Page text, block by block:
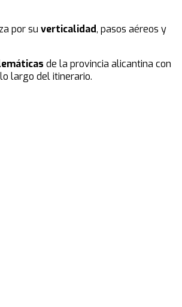
por su verticalidad, pasos aéreos y
de la provincia alicantina con
largo del itinerario.